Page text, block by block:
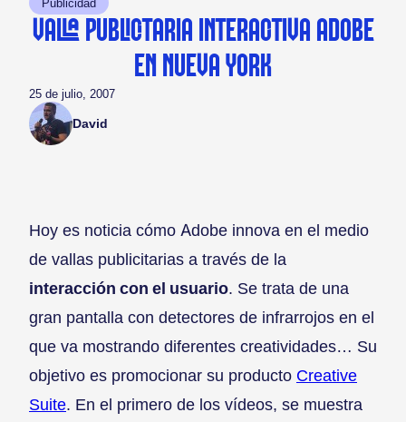
VALLA PUBLICITARIA INTERACTIVA ADOBE
EN NUEVA YORK
25 de julio, 2007
David
Hoy es noticia cómo Adobe innova en el medio
de vallas publicitarias a través de la
interacción con el usuario. Se trata de una
gran pantalla con detectores de infrarrojos en el
que va mostrando diferentes creatividades… Su
objetivo es promocionar su producto Creative
Suite. En el primero de los vídeos, se muestra